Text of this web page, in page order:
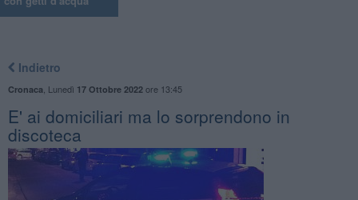
Indietro
Cronaca Lunedì 17 Ottobre 2022ore 13:45
E' ai domiciliari ma lo sorprendono in
discoteca